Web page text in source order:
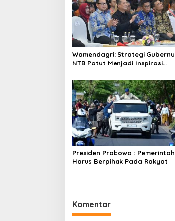
Wamendagri: Strategi
NTB Patut Menjadi Inspirasi
Presiden Prabowo : Pemerintah
Harus Berpihak Pada Rakyat
Komentar